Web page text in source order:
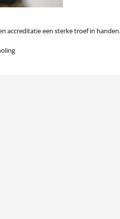
accreditatie een sterke troef in